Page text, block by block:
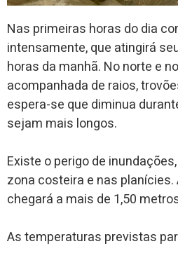
Nas primeiras horas do dia
intensamente, que atingirá
horas da manhã. No norte e
acompanhada de raios,
espera-se que diminua
sejam mais longos.
Existe o perigo de
zona costeira e nas
chegará a mais de 1,50
As temperaturas previstas